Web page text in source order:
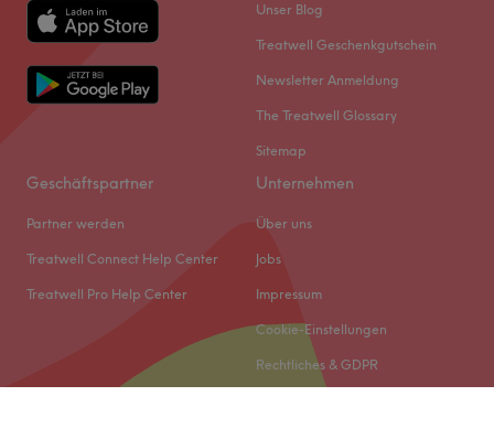
Unser Blog
Treatwell Geschenkgutschein
Newsletter Anmeldung
The Treatwell Glossary
Sitemap
Geschäftspartner
Partner werden
Treatwell Connect Help Center
Treatwell Pro Help Center
Unternehmen
Über uns
Jobs
Impressum
Cookie-Einstellungen
Rechtliches & GDPR